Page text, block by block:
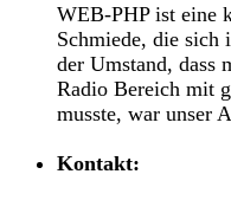
WEB-PHP ist eine
Schmiede, die sich
der Umstand, dass
Radio Bereich mit
musste, war unser
Kontakt: